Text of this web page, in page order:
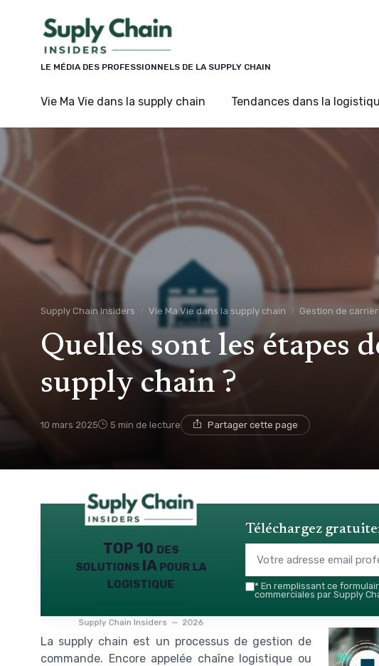
LE MÉDIA DES PROFESSIONNELS DE LA SUPPLY CHAIN
Vie Ma Vie dans la supply chain Tendances dans la
Supply Chain Insiders Vie Ma Vie dans la supply chain Gestion de
Quelles sont les étapes
supply chain ?
10 mars 2025 5 min de lecture Partager cette page
TOP 10 des
solutions IA pour la
logistique
Supply Chain Insiders — 2026
Téléchargez
* En remplissant ce
commerciales par Supply
La supply chain est un processus de gestion de
commande. Encore appelée chaîne logistique ou